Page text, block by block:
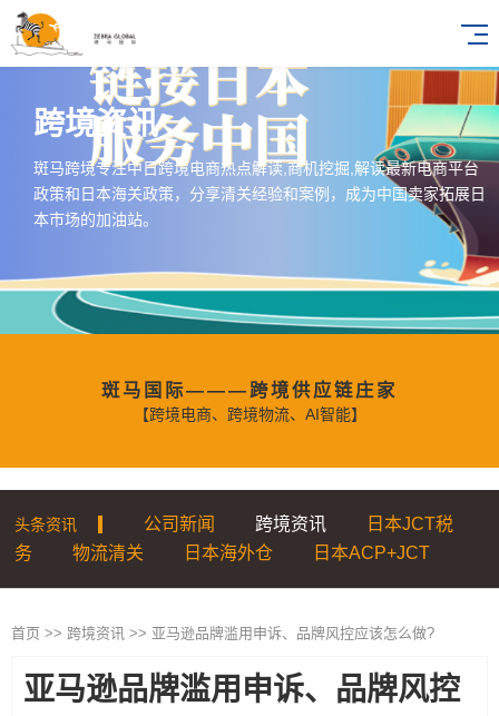
跨境资讯
斑马跨境专注中日跨境电商热点解读,商机挖掘,解读最新电商平台
政策和日本海关政策，分享清关经验和案例，成为中国卖家拓展日
本市场的加油站。
斑马国际———跨境供应链庄家
【跨境电商、跨境物流、AI智能】
头条资讯 公司新闻 跨境资讯
日本JCT税
务
物流清关 日本海外仓 日本ACP+JCT
首页 >> 跨境资讯 >> 亚马逊品牌滥用申诉、品牌风控应该怎么做?
亚马逊品牌滥用申诉、品牌风控